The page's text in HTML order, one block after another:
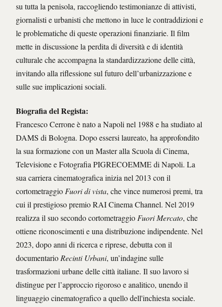
su tutta la penisola, raccogliendo testimonianze di attivisti,
giornalisti e urbanisti che mettono in luce le contraddizioni e
le problematiche di queste operazioni finanziarie. Il film
mette in discussione la perdita di diversità e di identità
culturale che accompagna la standardizzazione delle città,
invitando alla riflessione sul futuro dell’urbanizzazione e
sulle sue implicazioni sociali.
Biografia del Regista:
Francesco Cerrone è nato a Napoli nel 1988 e ha studiato al
DAMS di Bologna. Dopo essersi laureato, ha approfondito
la sua formazione con un Master alla Scuola di Cinema,
Televisione e Fotografia PIGRECOEMME di Napoli. La
sua carriera cinematografica inizia nel 2013 con il
cortometraggio Fuori di vista, che vince numerosi premi, tra
cui il prestigioso premio RAI Cinema Channel. Nel 2019
realizza il suo secondo cortometraggio Fuori Mercato, che
ottiene riconoscimenti e una distribuzione indipendente. Nel
2023, dopo anni di ricerca e riprese, debutta con il
documentario Recinti Urbani, un’indagine sulle
trasformazioni urbane delle città italiane. Il suo lavoro si
distingue per l’approccio rigoroso e analitico, unendo il
linguaggio cinematografico a quello dell'inchiesta sociale.